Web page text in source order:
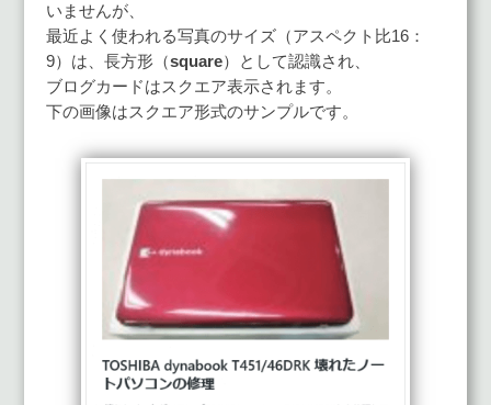
いませんが、
最近よく使われる写真のサイズ（アスペクト比16：
9）は、長方形（square）として認識され、
ブログカードはスクエア表示されます。
下の画像はスクエア形式のサンプルです。